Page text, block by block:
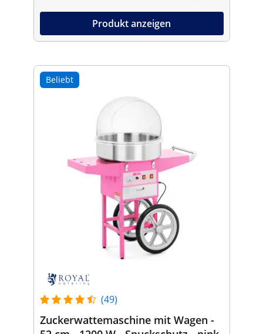
Produkt anzeigen
Beliebt
(49)
Zuckerwattemaschine mit Wagen -